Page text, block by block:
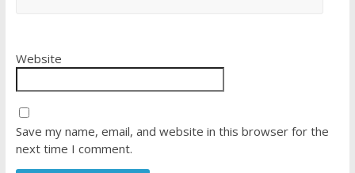
Website
Save my name, email, and website in this browser for the
next time I comment.